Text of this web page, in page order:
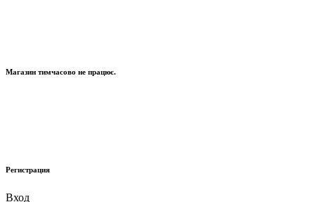
Магазин тимчасово не працює.
Регистрация
Вход